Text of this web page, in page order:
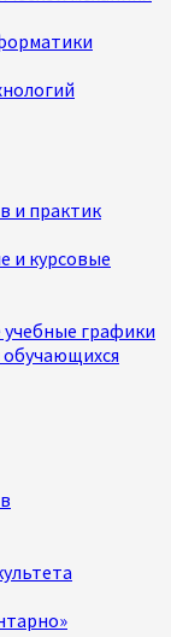
и практик
и курсовые
графики